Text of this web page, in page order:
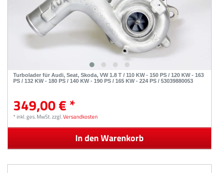
Turbolader für Audi, Seat, Skoda, VW 1.8 T / 110 KW - 150 PS / 120 KW - 163
PS / 132 KW - 180 PS / 140 KW - 190 PS / 165 KW - 224 PS / 53039880053
349,00 € *
*inkl. ges. MwSt.zzgl.Versandkosten
In den Warenkorb